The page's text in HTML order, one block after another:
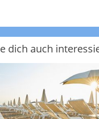
dich auch